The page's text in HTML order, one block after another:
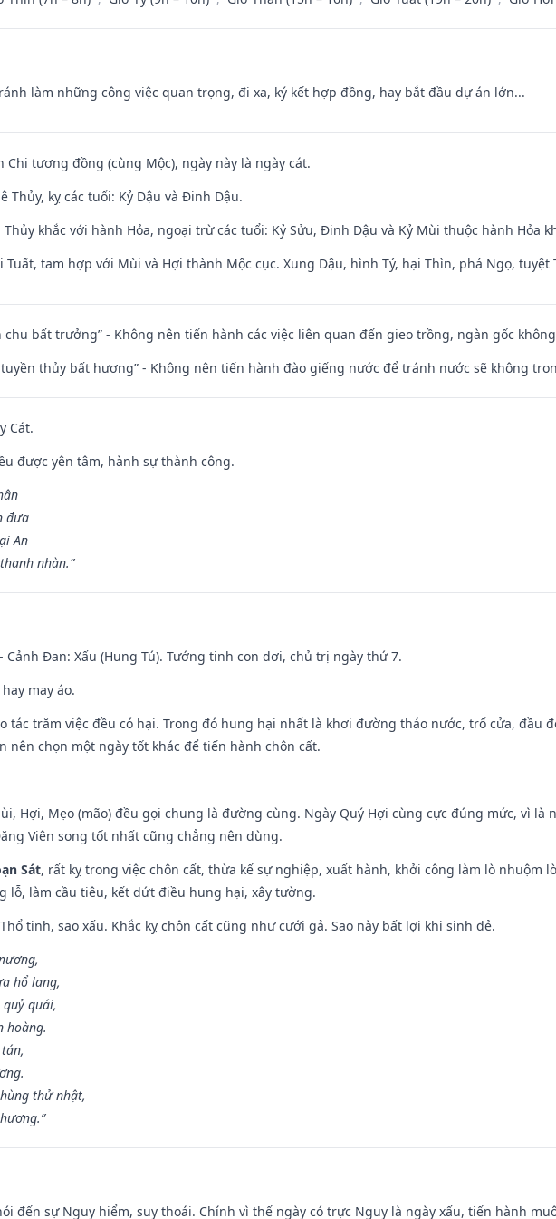
làm những công việc quan trọng, đi xa, ký kết hợp đồng, hay bắt đầu dự án lớn...
Chi tương đồng (cùng Mộc), ngày này là ngày cát.
Thủy, kỵ các tuổi: Kỷ Dậu và Đinh Dậu.
khắc với hành Hỏa, ngoại trừ các tuổi: Kỷ Sửu, Đinh Dậu và Kỷ Mùi thuộc hành Hỏa
Tuất, tam hợp với Mùi và Hợi thành Mộc cục. Xung Dậu, hình Tý, hại Thìn, phá Ngọ, tuyệt
chu bất trưởng” - Không nên tiến hành các việc liên quan đến gieo trồng, ngàn gốc
thủy bất hương” - Không nên tiến hành đào giếng nước để tránh nước sẽ không
Cát.
được yên tâm, hành sự thành công.
đưa
An
nhàn.”
Cảnh Đan: Xấu (Hung Tú). Tướng tinh con dơi, chủ trị ngày thứ 7.
may áo.
tác trăm việc đều có hại. Trong đó hung hại nhất là khơi đường tháo nước, trổ cửa, đầu
nên chọn một ngày tốt khác để tiến hành chôn cất.
Hợi, Mẹo (mão) đều gọi chung là đường cùng. Ngày Quý Hợi cùng cực đúng mức, vì là
Viên song tốt nhất cũng chẳng nên dùng.
Sát, rất kỵ trong việc chôn cất, thừa kế sự nghiệp, xuất hành, khởi công làm lò nhuộm
lỗ, làm cầu tiêu, kết dứt điều hung hại, xây tường.
tinh, sao xấu. Khắc kỵ chôn cất cũng như cưới gả. Sao này bất lợi khi sinh đẻ.
hổ lang,
quái,
hoàng.
thử nhật,
đến sự Nguy hiểm, suy thoái. Chính vì thế ngày có trực Nguy là ngày xấu, tiến hành